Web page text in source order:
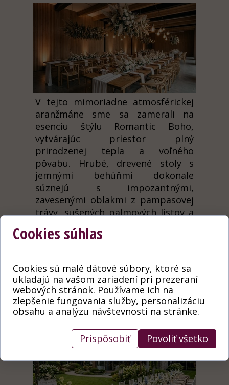
V tejto mimoriadne atmosférickej
aranžmáne sme sa zamerali na
esenciu štýlu Romantic Boho,
vytvárajúc priestor plný
prirodzenej tepla a voľného
pôvabu. Hrubé, drevené stoly s
jemnými behúňmi dokonale
súznejú s impozantnými,
zavesenými oblakmi z pampasovej
trávy, sušených palmových listov a
romantických ruží. Celok sme
obklopili mäkkým svetlom retro
žiaroviek, čo nám umožnilo vytvoriť
atmosféru, v ktorej čas spomaľuje v
prospech oslavovania lásky.
Elegancia v prírode
Cookies súhlas
Cookies sú malé dátové súbory, ktoré sa
ukladajú na vašom zariadení pri prezeraní
webových stránok. Používame ich na
zlepšenie fungovania služby, personalizáciu
obsahu a analýzu návštevnosti na stránke.
Prispôsobiť Povoliť všetko